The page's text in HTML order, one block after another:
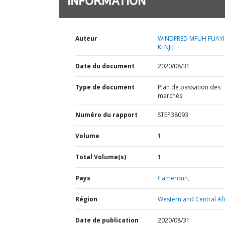
Auteur
WINDFRED MFUH FUAYI
KENJI;
Date du document 2020/08/31
Type de document
Plan de passation des
marchés
Numéro du rapport STEP38093
Volume 1
Total Volume(s) 1
Pays Cameroun,
Région Western and Central
Date de publication 2020/08/31